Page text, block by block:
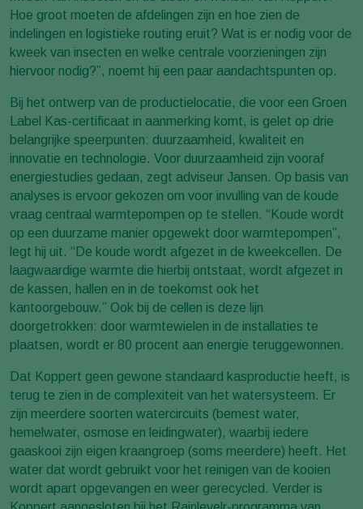
Hoe groot moeten de afdelingen zijn en hoe zien de
indelingen en logistieke routing eruit? Wat is er nodig voor de
kweek van insecten en welke centrale voorzieningen zijn
hiervoor nodig?”, noemt hij een paar aandachtspunten op.
Bij het ontwerp van de productielocatie, die voor een Groen
Label Kas-certificaat in aanmerking komt, is gelet op drie
belangrijke speerpunten: duurzaamheid, kwaliteit en
innovatie en technologie. Voor duurzaamheid zijn vooraf
energiestudies gedaan, zegt adviseur Jansen. Op basis van
analyses is ervoor gekozen om voor invulling van de koude
vraag centraal warmtepompen op te stellen. “Koude wordt
op een duurzame manier opgewekt door warmtepompen”,
legt hij uit. “De koude wordt afgezet in de kweekcellen. De
laagwaardige warmte die hierbij ontstaat, wordt afgezet in
de kassen, hallen en in de toekomst ook het
kantoorgebouw.” Ook bij de cellen is deze lijn
doorgetrokken: door warmtewielen in de installaties te
plaatsen, wordt er 80 procent aan energie teruggewonnen.
Dat Koppert geen gewone standaard kasproductie heeft, is
terug te zien in de complexiteit van het watersysteem. Er
zijn meerdere soorten watercircuits (bemest water,
hemelwater, osmose en leidingwater), waarbij iedere
gaaskooi zijn eigen kraangroep (soms meerdere) heeft. Het
water dat wordt gebruikt voor het reinigen van de kooien
wordt apart opgevangen en weer gerecycled. Verder is